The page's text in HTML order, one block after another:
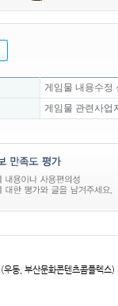
게임물 내용수정
게임물 관련사업